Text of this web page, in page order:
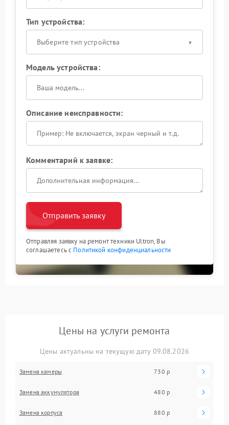
Тип устройства:
Выберите тип устройства
Модель устройства:
Описание неисправности:
Комментарий к заявке:
Отправить заявку
Отправляя заявку на ремонт техники Ultron, Вы
соглашаетесь с Политикой конфиденциальности
Цены на услуги ремонта
Цены актуальны на текущую дату 09.08.2026
Замена камеры 730 р
Замена аккумулятора 480 р
Замена корпуса 880 р